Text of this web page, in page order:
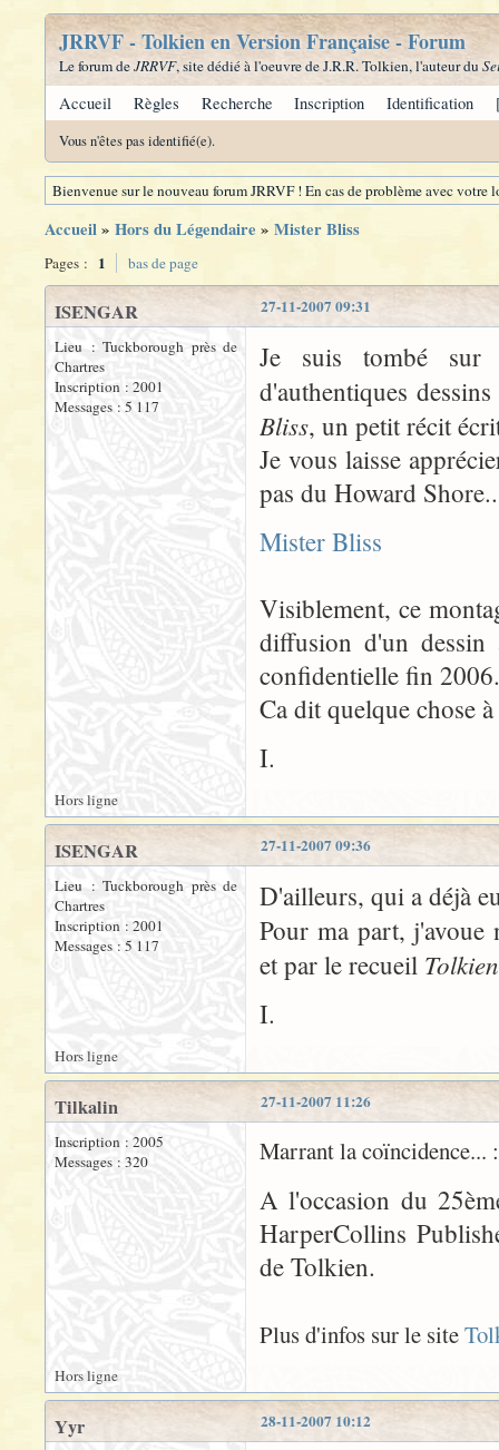
JRRVF - Tolkien en Version Française - Forum
Le forum deJRRVF, site dédié à l'oeuvre de J.R.R. Tolkien, l'auteur du
Accueil Règles Recherche Inscription Identification
Vous n'êtes pas identifié(e).
Bienvenue sur le nouveau forum JRRVF ! En cas de problème avec
Accueil» Hors du Légendaire » Mister Bliss
Pages : 1 bas de page
27-11-2007 09:31
ISENGAR
Lieu : Tuckborough près de
Chartres
Inscription : 2001
Messages : 5 117
Je suis tombé sur
d'authentiques
Bliss, un petit récit
Je vous laisse
pas du Howard
Mister Bliss
Visiblement, ce
diffusion d'un dessin
confidentielle fin
Ca dit quelque chose
I.
Hors ligne
27-11-2007 09:36
ISENGAR
Lieu : Tuckborough près de
Chartres
Inscription : 2001
Messages : 5 117
D'ailleurs, qui a déjà
Pour ma part,
et par le recueil
I.
Hors ligne
27-11-2007 11:26
Tilkalin
Inscription : 2005
Messages : 320
Marrant la coïncidence...
A l'occasion du
HarperCollins
de Tolkien.
Plus d'infos sur le site
Hors ligne
28-11-2007 10:12
Yyr